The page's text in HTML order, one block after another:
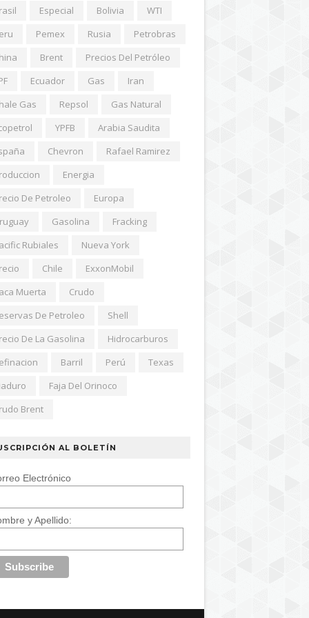
Especial Bolivia
WTI
Pemex Rusia
Petrobras
Brent
Precios Del Petróleo
Ecuador Gas
Iran
Gas
Repsol
Gas Natural
YPFB
Arabia Saudita
Chevron
Rafael Ramirez
Energia
De Petroleo
Europa
Gasolina
Fracking
Rubiales
Nueva York
Chile
ExxonMobil
Muerta
Crudo
De Petroleo
Shell
De La Gasolina
Hidrocarburos
Barril Perú
Texas
Faja Del Orinoco
Brent
AL BOLETÍN
Electrónico
y Apellido: